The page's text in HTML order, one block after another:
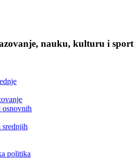
nauku, kulturu i sport
osnovnih
politika